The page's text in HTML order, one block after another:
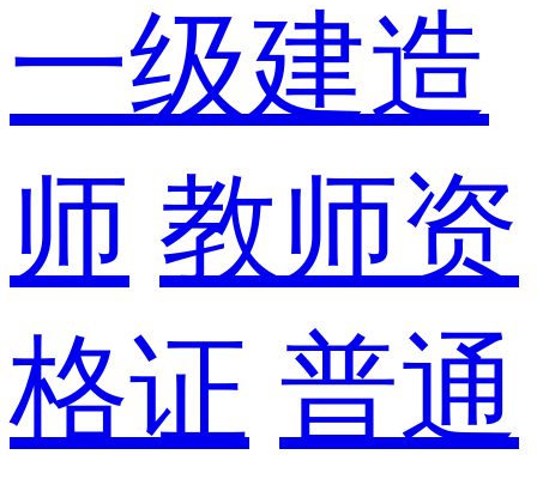
一级建造
师 教师资
格证 普通